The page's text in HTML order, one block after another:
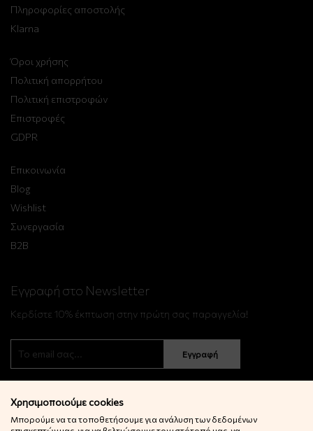
Πληροφορίες αποστολής
Klarna
Όροι χρήσης
Πολιτική απορρήτου
Πολιτική επιστροφών
Επιστροφές
GDPR
Επικοινωνία
Blog
Wishlist
Συνεργασία
B2B
Εγγραφή στο Newsletter
Κερδίστε 10% έκπτωση στην πρώτη σας παραγγελία!
Εγγραφή
Χρησιμοποιούμε cookies
Μπορούμε να τα τοποθετήσουμε για ανάλυση των δεδομένων